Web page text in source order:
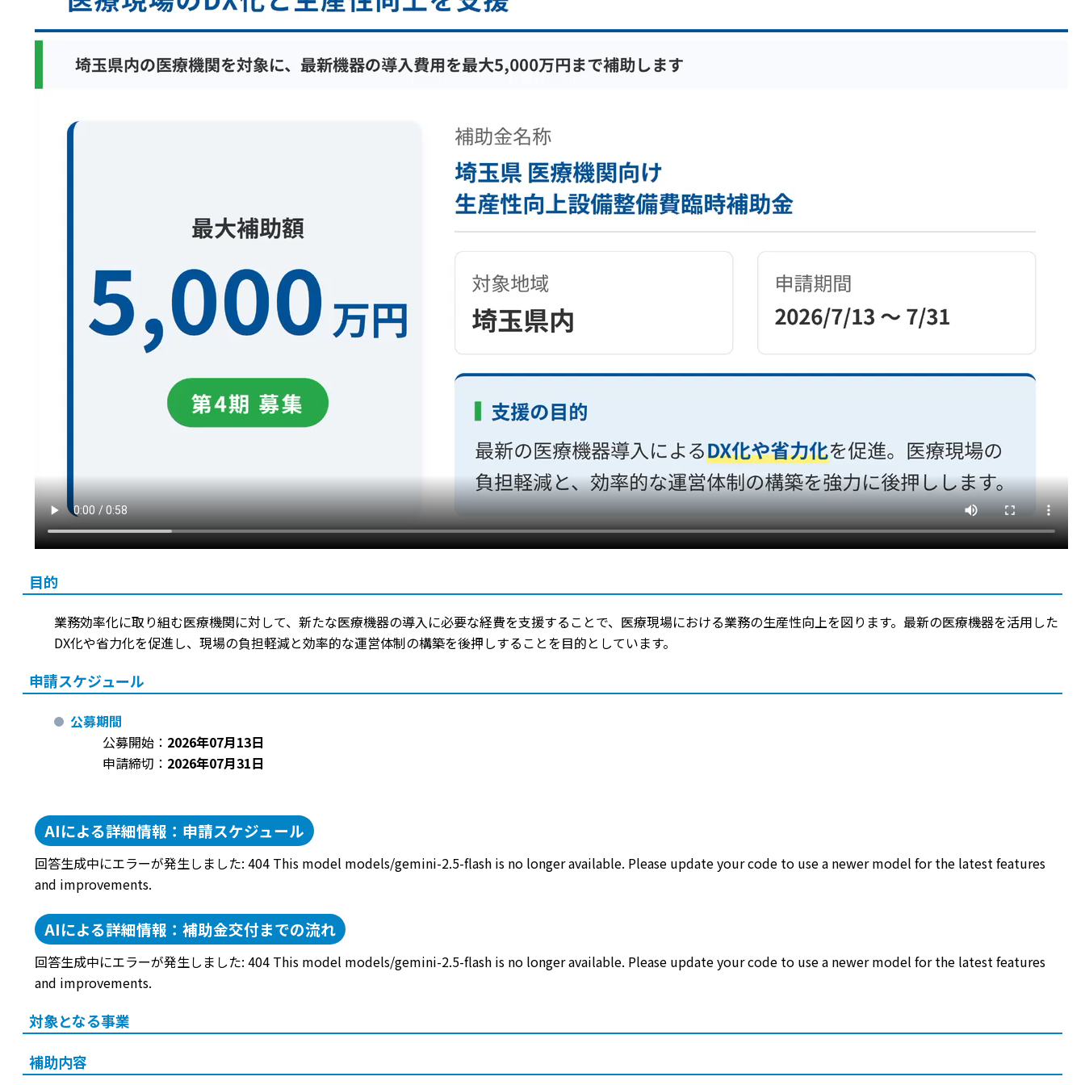
目的
業務効率化に取り組む医療機関に対して、新たな医療機器の導入に必要な経費を支援することで、医療現場における業務の生産性向上を図ります。最新の医療機器を活用した
DX化や省力化を促進し、現場の負担軽減と効率的な運営体制の構築を後押しすることを目的としています。
申請スケジュール
公募期間
公募開始： 2026年07月13日
申請締切： 2026年07月31日
AIによる詳細情報：申請スケジュール
回答生成中にエラーが発生しました: 404 This model models/gemini-2.5-flash is no longer available. Please update your code to use a newer model for the latest features
and improvements.
AIによる詳細情報：補助金交付までの流れ
回答生成中にエラーが発生しました: 404 This model models/gemini-2.5-flash is no longer available. Please update your code to use a newer model for the latest features
and improvements.
対象となる事業
補助内容